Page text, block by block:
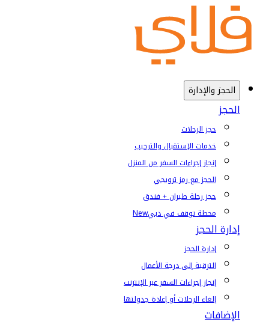
الحجز والإدارة
الحجز
حجز الرحلات
خدمات الإستقبال والترحيب
إنجاز إجراءات السفر من المنزل
الحجز مع رمز ترويجي
حجز رحلة طيران + فندق
محطة توقف في دبيNew
إدارة الحجز
إدارة الحجز
الترقية إلى درجة الأعمال
إنجاز إجراءات السفر عبر الإنترنت
إلغاء الرحلات أو إعادة جدولتها
الإضافات